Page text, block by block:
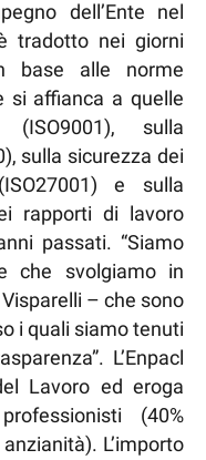
dell’Ente nel
tradotto nei giorni
base alle norme
si affianca a quelle
sulla
sulla sicurezza dei
e sulla
rapporti di lavoro
passati. “Siamo
che svolgiamo in
– che sono
i quali siamo tenuti
L’Enpacl
Lavoro ed eroga
(40%
L’importo